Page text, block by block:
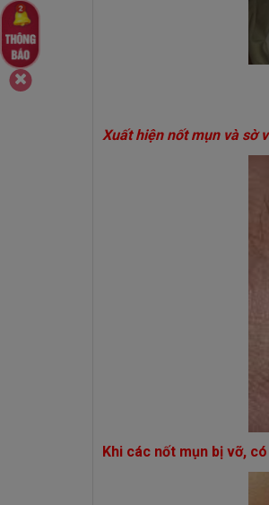
Xuất hiện nốt mụn và sờ
Khi các nốt mụn bị vỡ,